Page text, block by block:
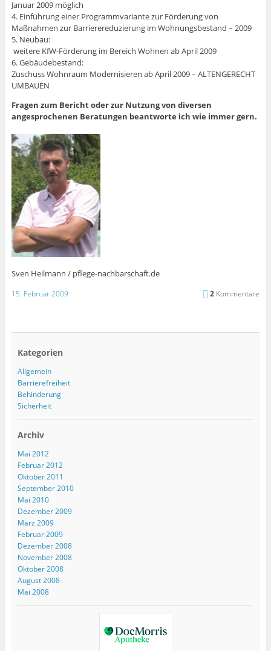
Januar 2009 möglich
4. Einführung einer Programmvariante zur Förderung von
Maßnahmen zur Barrierereduzierung im Wohnungsbestand – 2009
5. Neubau:
weitere KfW-Förderung im Bereich Wohnen ab April 2009
6. Gebäudebestand:
Zuschuss Wohnraum Modernisieren ab April 2009 – ALTENGERECHT
UMBAUEN
Fragen zum Bericht oder zur Nutzung von diversen
angesprochenen Beratungen beantworte ich wie immer gern.
Sven Heilmann / pflege-nachbarschaft.de
15. Februar 2009 2 Kommentare
Kategorien
Allgemein
Barrierefreiheit
Behinderung
Sicherheit
Archiv
Mai 2012
Februar 2012
Oktober 2011
September 2010
Mai 2010
Dezember 2009
März 2009
Februar 2009
Dezember 2008
November 2008
Oktober 2008
August 2008
Mai 2008